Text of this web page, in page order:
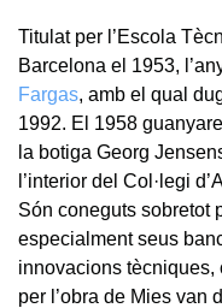
Titulat per l’Escola
Barcelona el 1953,
Fargas, amb el qual
1992. El 1958
la botiga Georg
l’interior del Col·legi
Són coneguts sobretot
especialment seus
innovacions tècniques,
per l’obra de Mies van